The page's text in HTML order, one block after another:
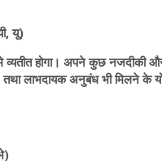
यू)
होगा। अपने कुछ नजदीकी और
तथा लाभदायक अनुबंध भी मिलने